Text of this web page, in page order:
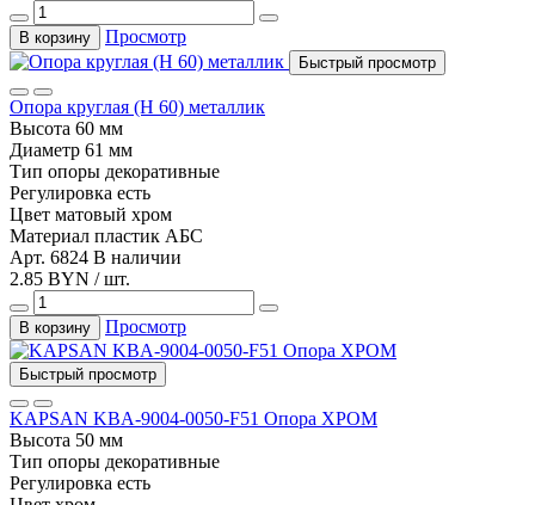
В корзину Просмотр
Быстрый просмотр
Опора круглая (Н 60) металлик
Высота 60 мм
Диаметр 61 мм
Тип опоры декоративные
Регулировка есть
Цвет матовый хром
Материал пластик АБС
Арт. 6824 В наличии
2.85 BYN / шт.
В корзину Просмотр
Быстрый просмотр
KAPSAN KBA-9004-0050-F51 Опора ХРОМ
Высота 50 мм
Тип опоры декоративные
Регулировка есть